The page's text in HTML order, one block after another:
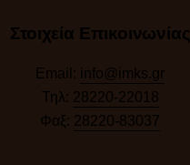
Στοιχεία Επικοινωνίας
Email: info@imks.gr
Τηλ: 28220-22018
Φαξ: 28220-83037